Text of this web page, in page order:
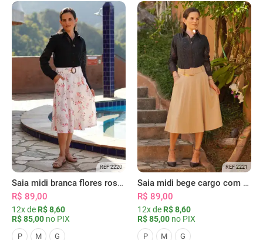
REF 2220
Saia midi branca flores rosas com bolsos
R$ 89,00
12x de R$ 8,60
R$ 85,00 no PIX
P M G
REF 2221
Saia midi bege cargo com bolsos
R$ 89,00
12x de R$ 8,60
R$ 85,00 no PIX
P M G